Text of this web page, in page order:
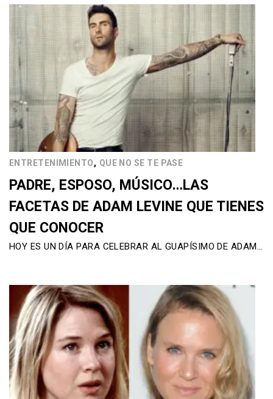
ENTRETENIMIENTO, QUE NO SE TE PASE
PADRE, ESPOSO, MÚSICO…LAS
FACETAS DE ADAM LEVINE QUE TIENES
QUE CONOCER
HOY ES UN DÍA PARA CELEBRAR AL GUAPÍSIMO DE ADAM…